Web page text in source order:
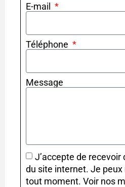
E-mail
Téléphone
Message
J’accepte de
du site internet. Je peux
tout moment. Voir nos